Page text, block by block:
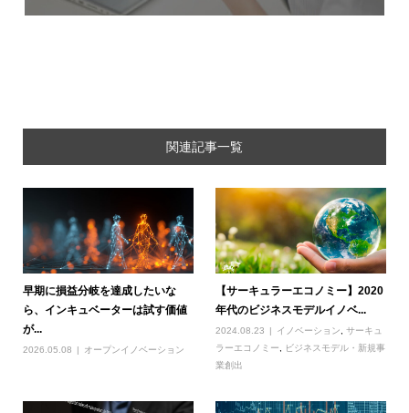
関連記事一覧
早期に損益分岐を達成したいな
ら、インキュベーターは試す価値
が...
2026.05.08 オープンイノベーション
【サーキュラーエコノミー】2020
年代のビジネスモデルイノベ...
2024.08.23 イノベーション ,サーキュ
ラーエコノミー
ビジネスモデル・新規事
業創出